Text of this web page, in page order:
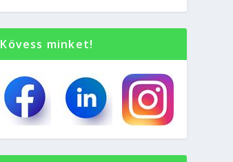
Kövess minket!